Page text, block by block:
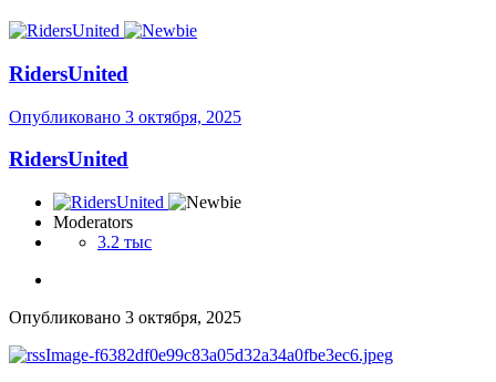
RidersUnited
Опубликовано 3 октября, 2025
RidersUnited
Moderators
3.2 тыс
Опубликовано 3 октября, 2025